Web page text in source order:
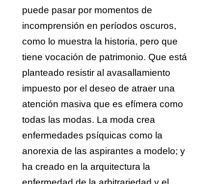
puede pasar por momentos de
incomprensión en períodos oscuros,
como lo muestra la historia, pero que
tiene vocación de patrimonio. Que está
planteado resistir al avasallamiento
impuesto por el deseo de atraer una
atención masiva que es efímera como
todas las modas. La moda crea
enfermedades psíquicas como la
anorexia de las aspirantes a modelo; y
ha creado en la arquitectura la